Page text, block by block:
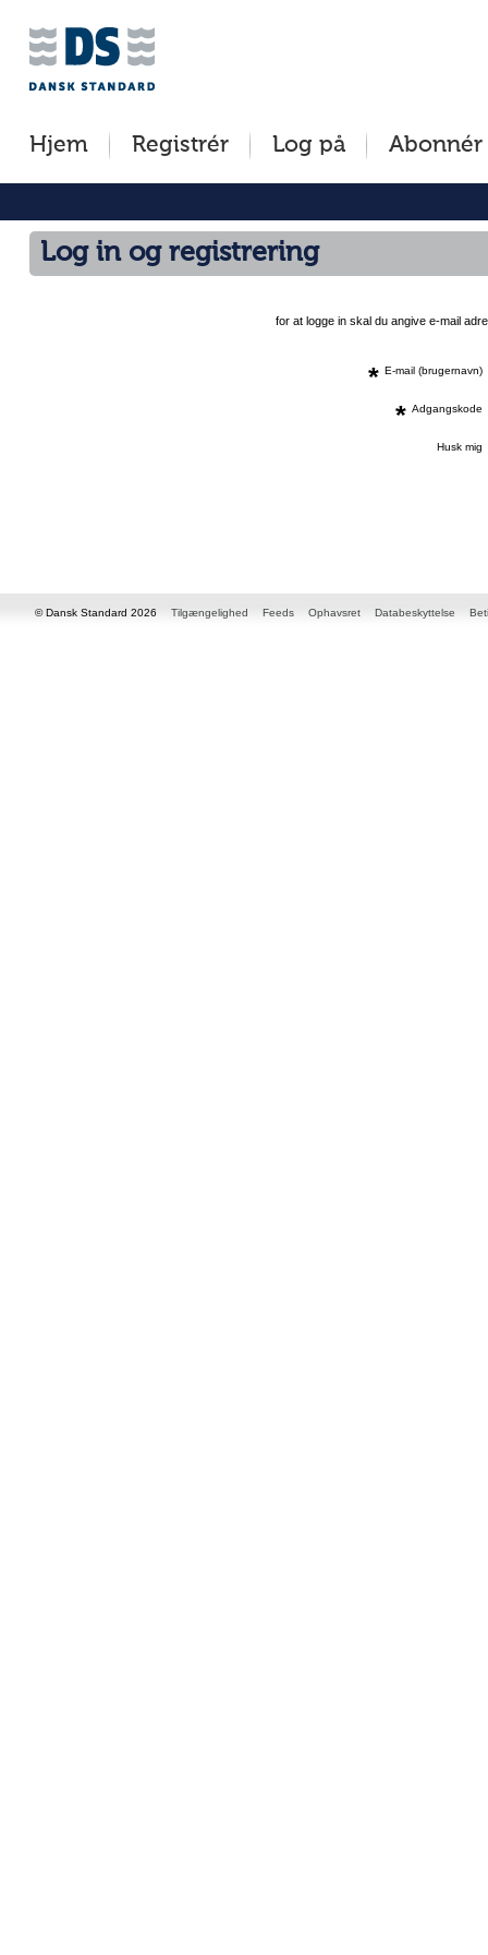
Jump
[s]Hjem Registrér Log på Abonnér
Log in og registrering
for at logge in skal du angive e-mail
* E-mail (brugernavn)
* Adgangskode
Husk mig
© Dansk Standard 2026 Tilgængelighed Feeds Ophavsret Databeskyttelse